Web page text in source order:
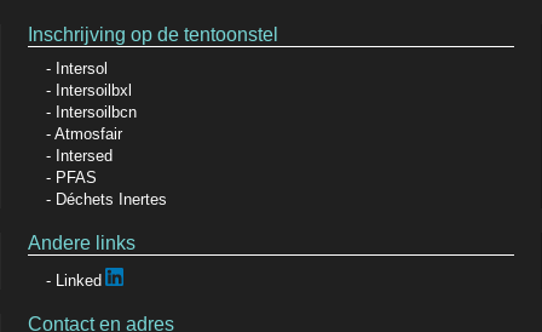
Inschrijving op de tentoonstel
Intersol
Intersoilbxl
Intersoilbcn
Atmosfair
Intersed
PFAS
Déchets Inertes
Andere links
Linked
Contact en adres